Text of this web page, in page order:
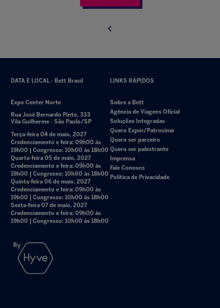
DATA E LOCAL - Bett Brasil
Expo Center Norte
Rua José Bernardo Pinto, 333
Vila Guilherme - São Paulo/SP
Terça-feira 04 de maio, 2027
Credenciamento e feira: 09h00 às
19h00 | Congresso: 10h00 às 18h00
Quarta-feira 05 de maio, 2027
Credenciamento e feira: 09h00 às
19h00 | Congresso: 10h00 às 18h00
Quinta-feira 06 de maio, 2027
Credenciamento e feira: 09h00 às
19h00 | Congresso: 10h00 às 18h00
Sexta-feira 07 de maio, 2027
Credenciamento e feira: 09h00 às
19h00 | Congresso: 10h00 às 18h00
LINKS RÁPIDOS
Sobre a Bett
Agência de Viagens Oficial
Soluções Integradas
Quero Expor/Patrocinar
Quero ser parceiro
Quero ser palestrante
Imprensa
Fale Conosco
Política de Privacidade